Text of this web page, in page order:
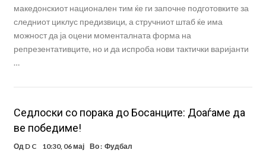
македонскиот национален тим ќе ги започне подготовките за
следниот циклус предизвици, а стручниот штаб ќе има
можност да ја оцени моменталната форма на
репрезентативците, но и да испроба нови тактички варијанти
…
Седлоски со порака до Босанците: Доаѓаме да
ве победиме!
Од D C 10:30, 06 мај Во : Фудбал